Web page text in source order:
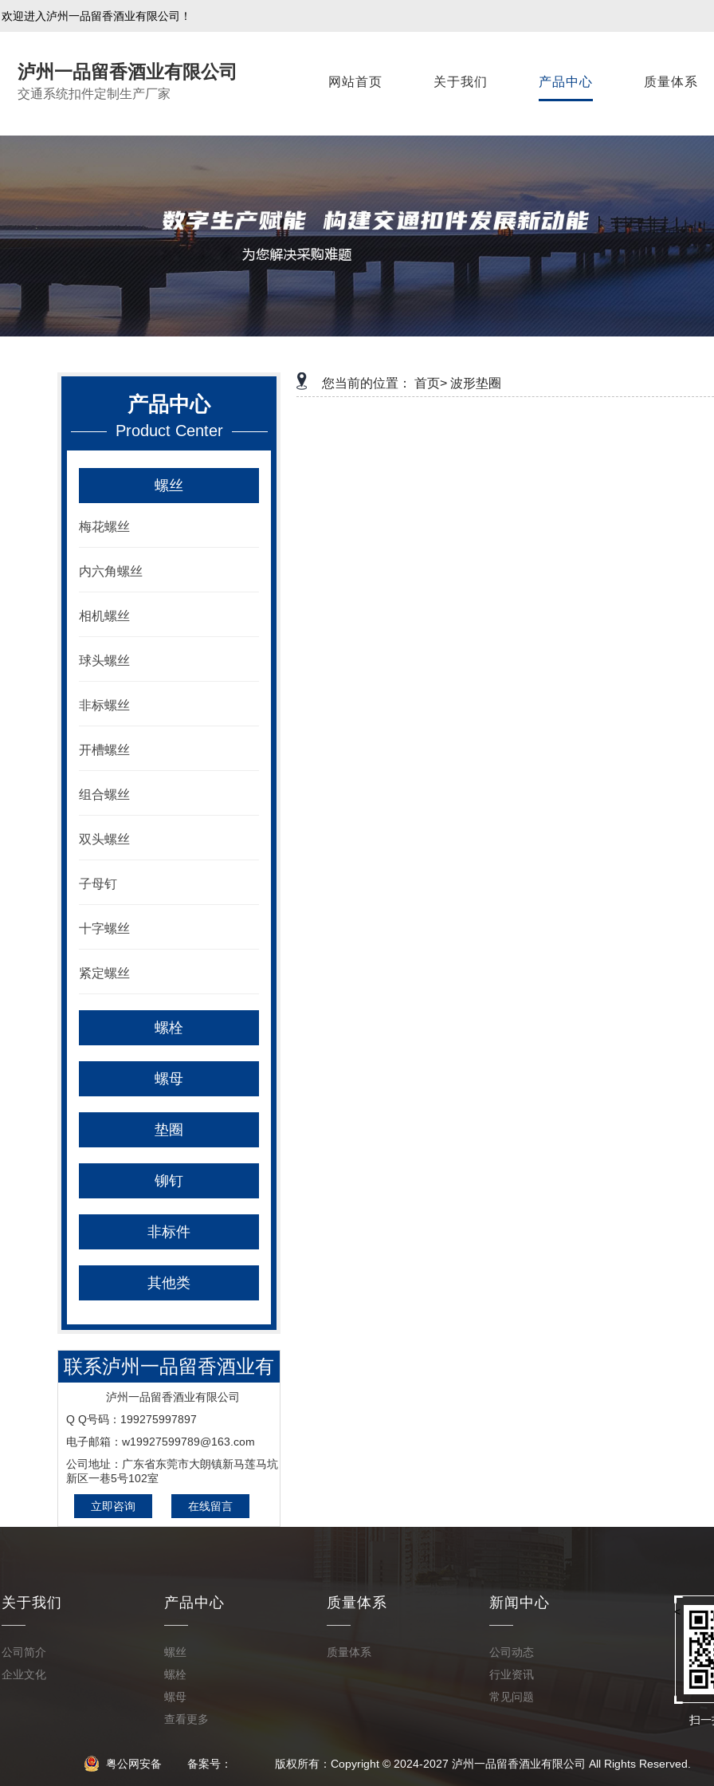
欢迎进入泸州一品留香酒业有限公司！
泸州一品留香酒业有限公司
交通系统扣件定制生产厂家
网站首页 关于我们 产品中心 质量体系
产品中心
Product Center
螺丝
梅花螺丝
内六角螺丝
相机螺丝
球头螺丝
非标螺丝
开槽螺丝
组合螺丝
双头螺丝
子母钉
十字螺丝
紧定螺丝
螺栓
螺母
垫圈
铆钉
非标件
其他类
联系泸州一品留香酒业有
限公司
泸州一品留香酒业有限公司
Q Q号码：199275997897
电子邮箱：w19927599789@163.com
公司地址：广东省东莞市大朗镇新马莲马坑
新区一巷5号102室
立即咨询 在线留言
您当前的位置： 首页> 波形垫圈
关于我们
公司简介
企业文化
产品中心
螺丝
螺栓
螺母
查看更多
质量体系
质量体系
新闻中心
公司动态
行业资讯
常见问题
扫一
<
粤公网安备 备案号： 版权所有：Copyright © 2024-2027 泸州一品留香酒业有限公司 All Rights Reserved.